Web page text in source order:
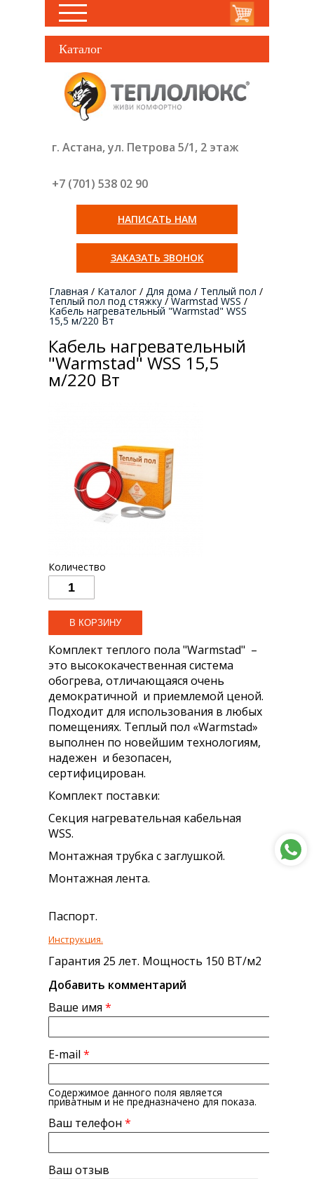
Каталог
г. Астана, ул. Петрова 5/1, 2 этаж
+7 (701) 538 02 90
НАПИСАТЬ НАМ
ЗАКАЗАТЬ ЗВОНОК
Главная / Каталог / Для дома / Теплый пол /
Теплый пол под стяжку / Warmstad WSS /
Кабель нагревательный "Warmstad" WSS
15,5 м/220 Вт
Кабель нагревательный
"Warmstad" WSS 15,5
м/220 Вт
Количество
Комплект теплого пола "Warmstad" –
это высококачественная система
обогрева, отличающаяся очень
демократичной и приемлемой ценой.
Подходит для использования в любых
помещениях. Теплый пол «Warmstad»
выполнен по новейшим технологиям,
надежен и безопасен,
сертифицирован.
Комплект поставки:
Секция нагревательная кабельная
WSS.
Монтажная трубка с заглушкой.
Монтажная лента.
Паспорт.
Инструкция.
Гарантия 25 лет. Мощность 150 ВТ/м2
Добавить комментарий
Ваше имя *
E-mail *
Содержимое данного поля является
приватным и не предназначено для показа.
Ваш телефон *
Ваш отзыв